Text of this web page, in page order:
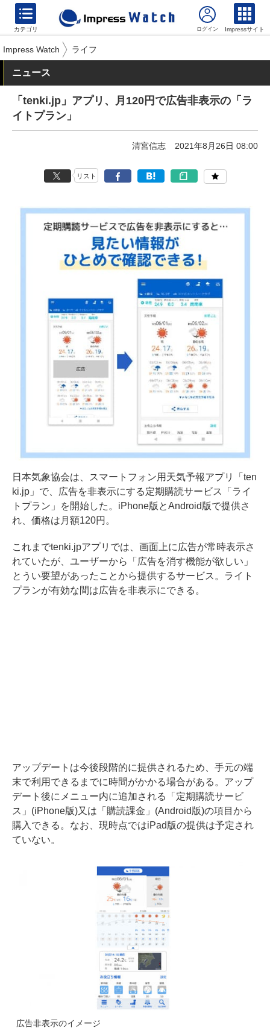
カテゴリ Impressサイト
Impress Watch ライフ
ニュース
「tenki.jp」アプリ、月120円で広告非表示の「ラ
イトプラン」
清宮信志 2021年8月26日 08:00
リスト
日本気象協会は、スマートフォン用天気予報アプリ「ten
ki.jp」で、広告を非表示にする定期購読サービス「ライ
トプラン」を開始した。iPhone版とAndroid版で提供さ
れ、価格は月額120円。
これまでtenki.jpアプリでは、画面上に広告が常時表示さ
れていたが、ユーザーから「広告を消す機能が欲しい」
とうい要望があったことから提供するサービス。ライト
プランが有効な間は広告を非表示にできる。
アップデートは今後段階的に提供されるため、手元の端
末で利用できるまでに時間がかかる場合がある。アップ
デート後にメニュー内に追加される「定期購読サービ
ス」(iPhone版)又は「購読課金」(Android版)の項目から
購入できる。なお、現時点ではiPad版の提供は予定され
ていない。
広告非表示のイメージ